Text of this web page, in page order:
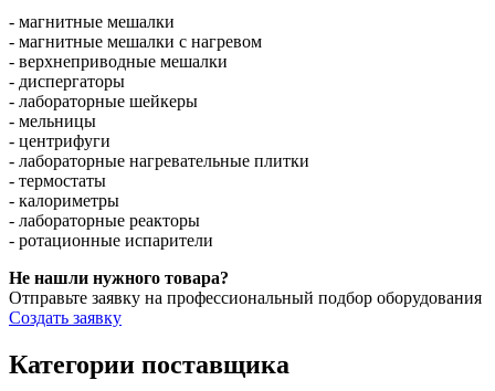
- магнитные мешалки
- магнитные мешалки с нагревом
- верхнеприводные мешалки
- диспергаторы
- лабораторные шейкеры
- мельницы
- центрифуги
- лабораторные нагревательные плитки
- термостаты
- калориметры
- лабораторные реакторы
- ротационные испарители
Не нашли нужного товара?
Отправьте заявку на профессиональный подбор оборудования
Создать заявку
Категории поставщика